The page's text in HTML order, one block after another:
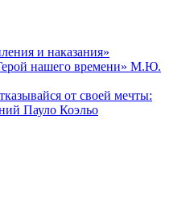
и наказания»
нашего времени» М.Ю.
от своей мечты:
Пауло Коэльо